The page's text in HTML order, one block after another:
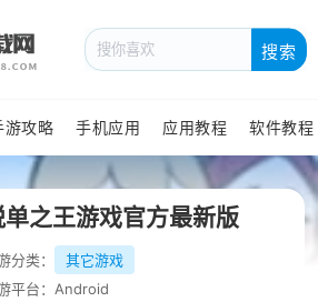
搜索
游攻略 手机应用 应用教程 软件教程
单之王游戏官方最新版
分类：
其它游戏
平台：Android